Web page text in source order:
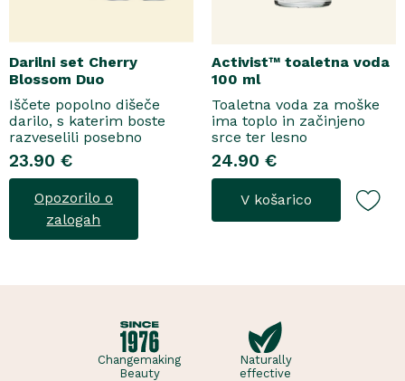
Darilni set Cherry
Blossom Duo
Iščete popolno dišeče
darilo, s katerim boste
razveselili posebno
osebo? Spoznajte naš
darilni set Cherry Blossom
Duo, popolno harmonijo
nežne nege in razkošnega
vonja, ki poskrbi za dobro
počutje vsak dan. Ta
23.90 €
Opozorilo o
zalogah
Activist™ toaletna voda
100 ml
Toaletna voda za moške
ima toplo in začinjeno
srce ter lesno
osnovo.Topel, začinjen
vonjToaletna voda..
24.90 €
V košarico
Changemaking
Beauty
Naturally
effective